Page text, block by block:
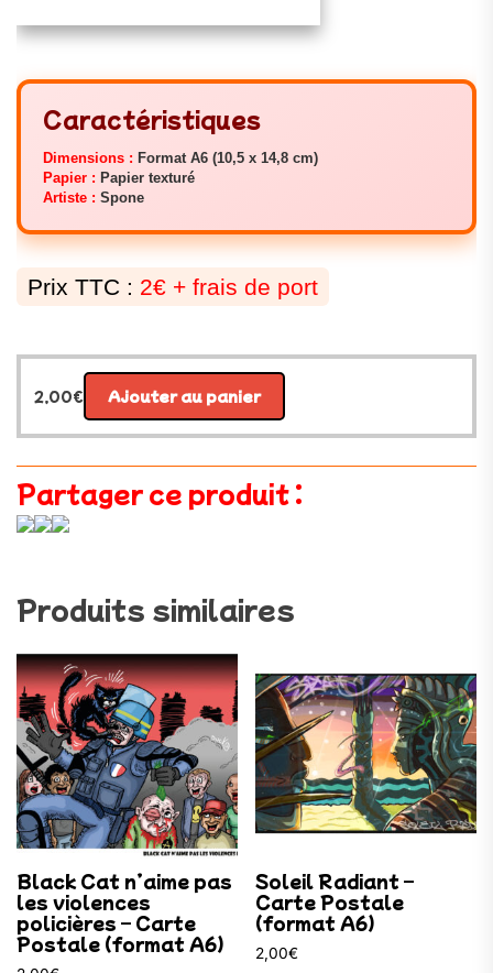
Caractéristiques
Dimensions : Format A6 (10,5 x 14,8 cm)
Papier : Papier texturé
Artiste : Spone
Prix TTC : 2€ + frais de port
2,00€ Ajouter au panier
Partager ce produit :
Produits similaires
Black Cat n’aime pas
les violences
policières – Carte
Postale (format A6)
Soleil Radiant –
Carte Postale
(format A6)
2,00€